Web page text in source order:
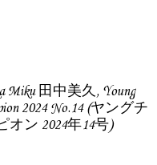
Miku 田中美久, Young
2024 No.14 (ヤングチ
オン 2024年14号)